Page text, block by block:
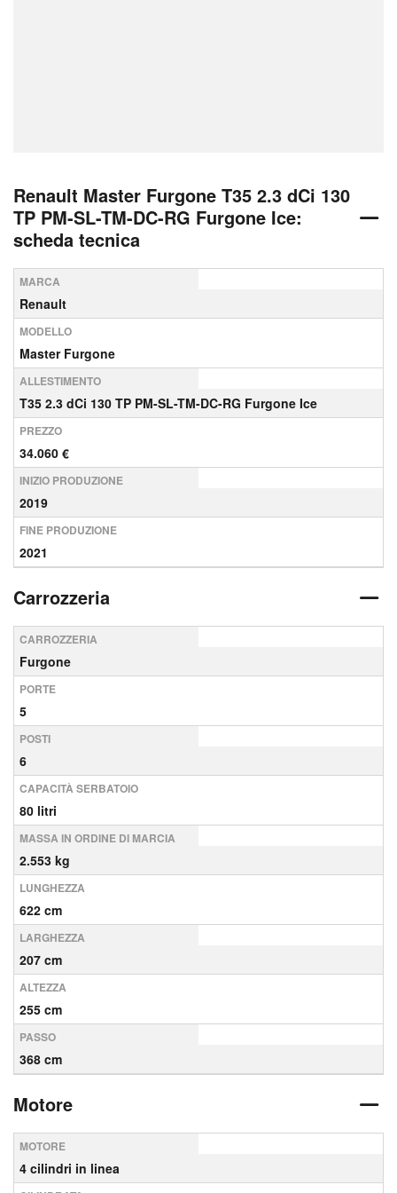
Renault Master Furgone T35 2.3 dCi 130
TP PM-SL-TM-DC-RG Furgone Ice:
scheda tecnica
MARCA
Renault
MODELLO
Master Furgone
ALLESTIMENTO
T35 2.3 dCi 130 TP PM-SL-TM-DC-RG Furgone Ice
PREZZO
34.060 €
INIZIO PRODUZIONE
2019
FINE PRODUZIONE
2021
Carrozzeria
CARROZZERIA
Furgone
PORTE
5
POSTI
6
CAPACITÀ SERBATOIO
80 litri
MASSA IN ORDINE DI MARCIA
2.553 kg
LUNGHEZZA
622 cm
LARGHEZZA
207 cm
ALTEZZA
255 cm
PASSO
368 cm
Motore
MOTORE
4 cilindri in linea